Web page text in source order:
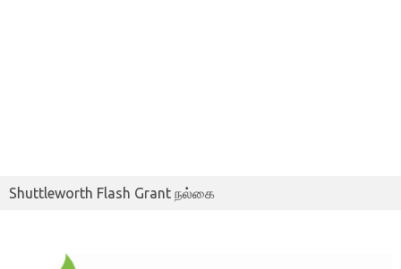
Shuttleworth Flash Grant நல்கை